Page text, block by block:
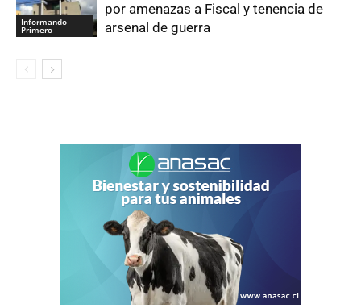
Informando
Primero
por amenazas a Fiscal y tenencia de
arsenal de guerra